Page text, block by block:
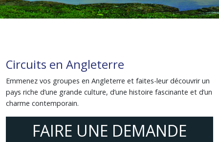
Circuits en Angleterre
Emmenez vos groupes en Angleterre et faites-leur découvrir un
pays riche d’une grande culture, d’une histoire fascinante et d’un
charme contemporain.
FAIRE UNE DEMANDE